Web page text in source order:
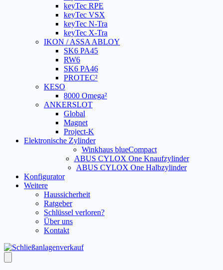
keyTec RPE
keyTec VSX
keyTec N-Tra
keyTec X-Tra
IKON / ASSA ABLOY
SK6 PA45
RW6
SK6 PA46
PROTEC²
KESO
8000 Omega²
ANKERSLOT
Global
Magnet
Project-K
Elektronische Zylinder
Winkhaus blueCompact
ABUS CYLOX One Knaufzylinder
ABUS CYLOX One Halbzylinder
Konfigurator
Weitere
Haussicherheit
Ratgeber
Schlüssel verloren?
Über uns
Kontakt